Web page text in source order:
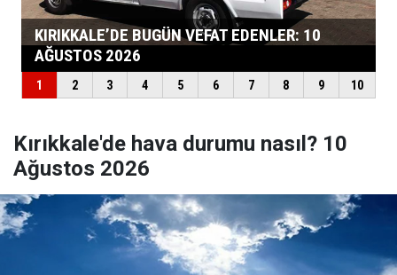
Kırıkkale'de hava durumu nasıl? 10
Ağustos 2026